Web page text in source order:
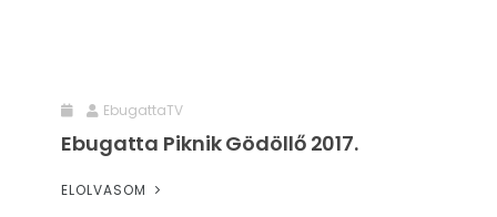
EbugattaTV
Ebugatta Piknik Gödöllő 2017.
ELOLVASOM